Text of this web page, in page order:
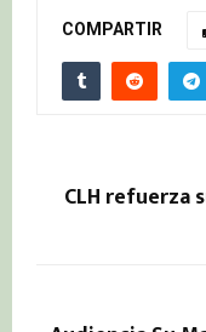
COMPARTIR
CLH refuerza